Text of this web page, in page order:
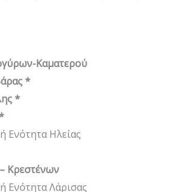
Καματερού
*
*
Ενότητα Ηλείας
Κρεστένων
Ενότητα Λάρισας